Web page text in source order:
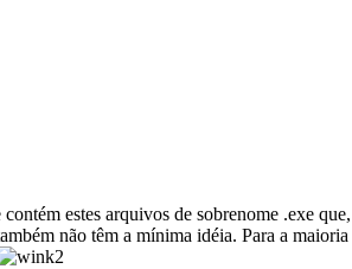
estes arquivos de sobrenome .exe
não têm a mínima idéia. Para a